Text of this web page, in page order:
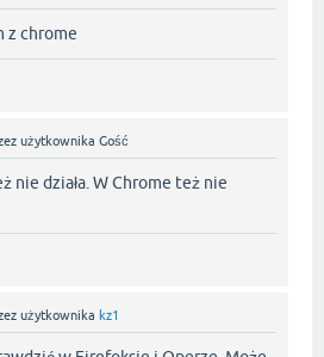
z chrome
użytkownika Gość
nie działa. W Chrome też nie
użytkownika kz1